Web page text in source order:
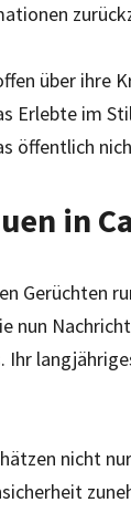
über ihre
Erlebte im
öffentlich
in
Gerüchten
nun
Ihr
nicht